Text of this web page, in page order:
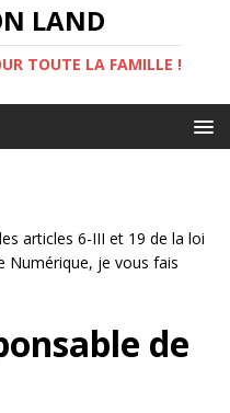
LAND
TOUTE LA FAMILLE !
articles 6-III et 19 de la loi
Numérique, je vous fais
de